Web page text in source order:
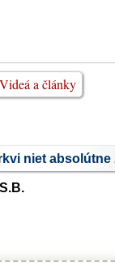
Videá a články
niet